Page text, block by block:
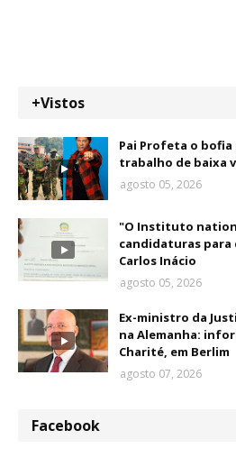
+Vistos
Pai Profeta o bofia
trabalho de baixa
agosto 05, 2026
"O Instituto
candidaturas para
Carlos Inácio
agosto 05, 2026
Ex-ministro da
na Alemanha:
Charité, em Berlim
agosto 07, 2026
Facebook